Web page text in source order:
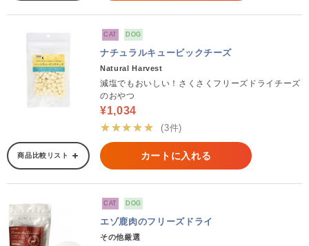
CAT DOG
ナチュラルキュービックチーズ
Natural Harvest
減塩でもおいしい！さくさくフリーズドライチーズ
のおやつ
¥1,034
★★★★★
(3件)
商品比較リスト カートに入れる
CAT DOG
エゾ鹿肉のフリーズドライ
その他厳選